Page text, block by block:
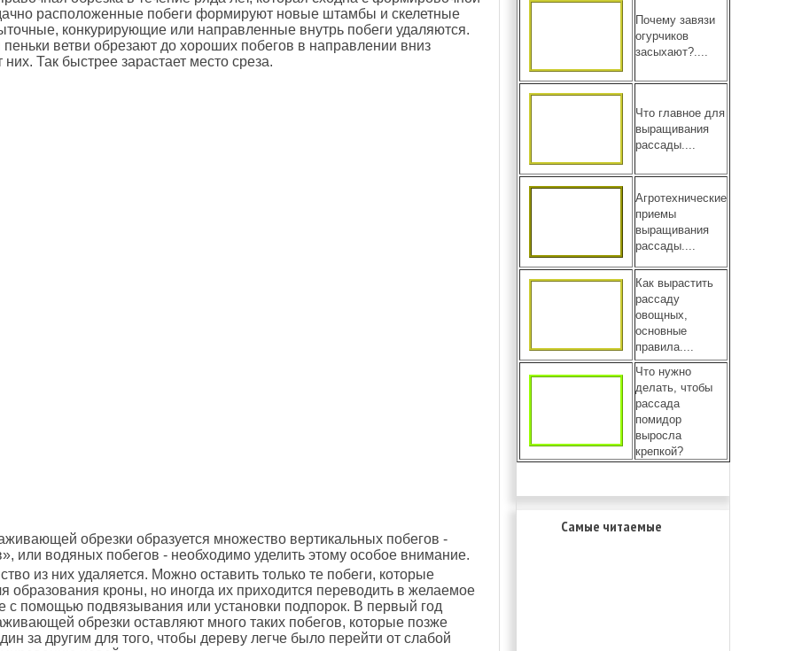
расположенные побеги формируют новые штамбы и скелетные
конкурирующие или направленные внутрь побеги удаляются.
ветви обрезают до хороших побегов в направлении вниз
них. Так быстрее зарастает место среза.
обрезки образуется множество вертикальных побегов -
или водяных побегов - необходимо уделить этому особое внимание.
из них удаляется. Можно оставить только те побеги, которые
образования кроны, но иногда их приходится переводить в желаемое
с помощью подвязывания или установки подпорок. В первый год
обрезки оставляют много таких побегов, которые позже
за другим для того, чтобы дереву легче было перейти от слабой
Почему завязи
огурчиков
засыхают?....
Что главное для
выращивания
рассады....
Агротехнические
приемы
выращивания
рассады....
Как вырастить
рассаду
овощных,
основные
правила....
Что нужно
делать, чтобы
рассада
помидор
выросла
крепкой?
Самые читаемые